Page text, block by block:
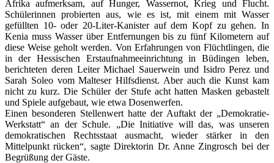
Afrika aufmerksam, auf Hunger, Wassernot, Krieg und Flucht.
Schülerinnen probierten aus, wie es ist, mit einem mit Wasser
gefüllten 10- oder 20-Liter-Kanister auf dem Kopf zu gehen. In
Kenia muss Wasser über Entfernungen bis zu fünf Kilometern auf
diese Weise geholt werden. Von Erfahrungen von Flüchtlingen, die
in der Hessischen Erstaufnahmeeinrichtung in Büdingen leben,
berichteten deren Leiter Michael Sauerwein und Isidro Perez und
Sarah Soleo vom Malteser Hilfsdienst. Aber auch die Kunst kam
nicht zu kurz. Die Schüler der Stufe acht hatten Masken gebastelt
und Spiele aufgebaut, wie etwa Dosenwerfen.
Einen besonderen Stellenwert hatte der Auftakt der „Demokratie-
Werkstatt“ an der Schule. „Die Initiative will das, was unseren
demokratischen Rechtsstaat ausmacht, wieder stärker in den
Mittelpunkt rücken“, sagte Direktorin Dr. Anne Zingrosch bei der
Begrüßung der Gäste.